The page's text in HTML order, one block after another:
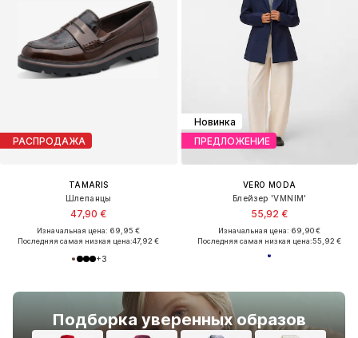
РАСПРОДАЖА
TAMARIS
Шлепанцы
47,90 €
Изначальная цена: 69,95 €
Последняя самая низкая цена:47,92 €
+3
Подборка уверенных образов
Новинка
ПРЕДЛОЖЕНИЕ
VERO MODA
Блейзер 'VMNIM'
55,92 €
Изначальная цена: 69,90 €
Последняя самая низкая цена:55,92 €